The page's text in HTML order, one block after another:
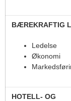
BÆREKRAFTIG
Ledelse
Økonomi
HOTELL- OG